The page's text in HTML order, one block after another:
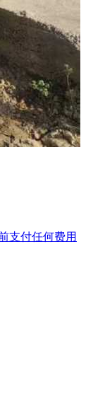
支付任何费用